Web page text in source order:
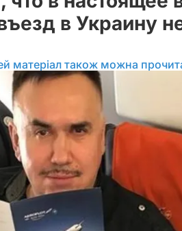
в Украину
матеріал також можна